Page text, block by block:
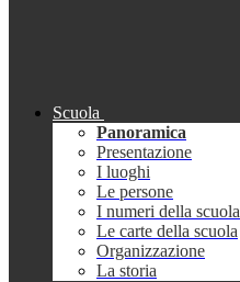
Scuola
Panoramica
Presentazione
I luoghi
Le persone
I numeri della scuola
Le carte della scuola
Organizzazione
La storia